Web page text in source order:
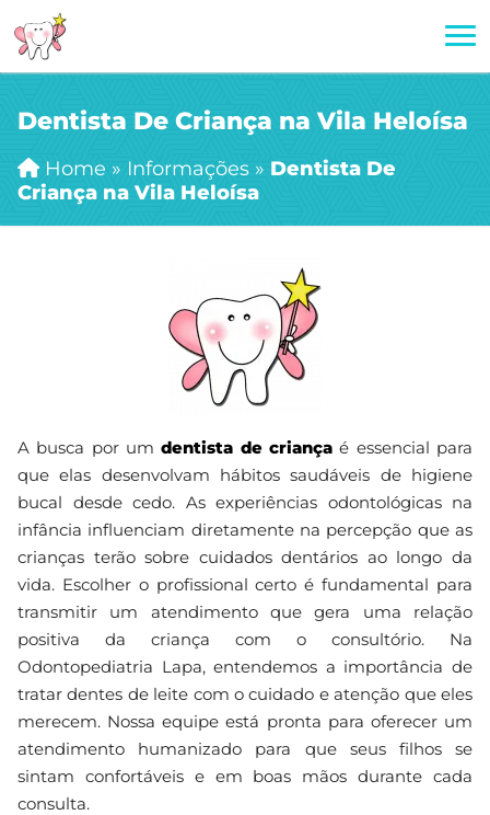
Dentista De Criança na Vila Heloísa
Home » Informações » Dentista De
Criança na Vila Heloísa
A busca por umdentista de criança é essencial para
que elas desenvolvam hábitos saudáveis de higiene
bucal desde cedo. As experiências odontológicas na
infância influenciam diretamente na percepção que as
crianças terão sobre cuidados dentários ao longo da
vida. Escolher o profissional certo é fundamental para
transmitir um atendimento que gera uma relação
positiva da criança com o consultório. Na
Odontopediatria Lapa, entendemos a importância de
tratar dentes de leite com o cuidado e atenção que eles
merecem. Nossa equipe está pronta para oferecer um
atendimento humanizado para que seus filhos se
sintam confortáveis e em boas mãos durante cada
consulta.